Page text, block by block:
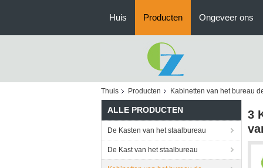
Huis Producten Ongeveer ons
Thuis Producten Kabinetten van het bureau
ALLE PRODUCTEN
De Kasten van het staalbureau
De Kast van het staalbureau
3